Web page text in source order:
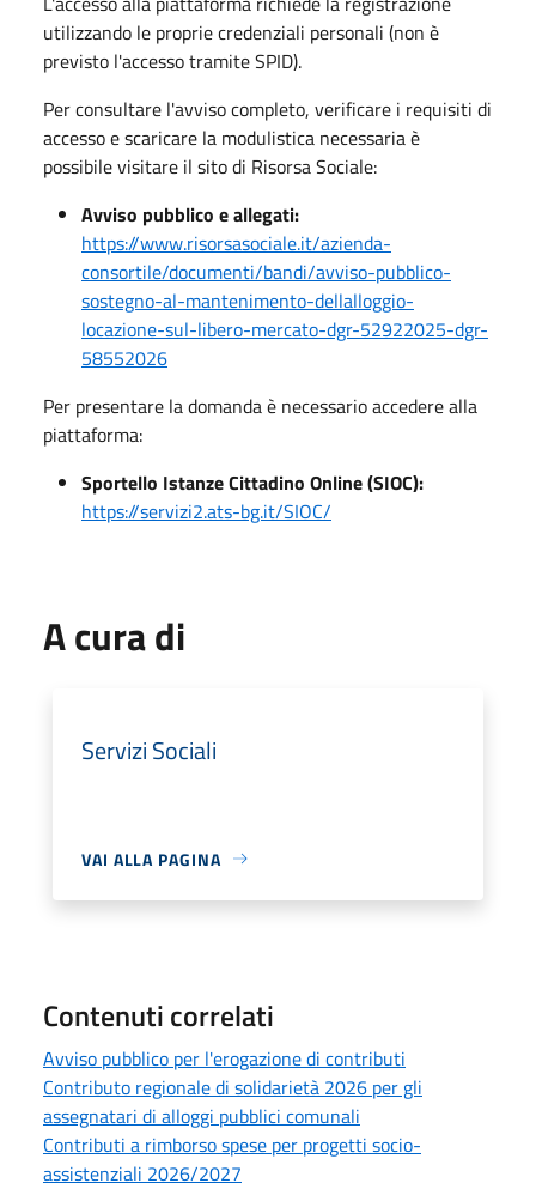
utilizzando le proprie credenziali personali (non è
previsto l'accesso tramite SPID).
Per consultare l'avviso completo, verificare i requisiti di
accesso e scaricare la modulistica necessaria è
possibile visitare il sito di Risorsa Sociale:
Avviso pubblico e allegati:
https://www.risorsasociale.it/azienda-
consortile/documenti/bandi/avviso-pubblico-
sostegno-al-mantenimento-dellalloggio-
locazione-sul-libero-mercato-dgr-52922025-dgr-
58552026
Per presentare la domanda è necessario accedere alla
piattaforma:
Sportello Istanze Cittadino Online (SIOC):
https://servizi2.ats-bg.it/SIOC/
A cura di
Servizi Sociali
VAI ALLA PAGINA
Contenuti correlati
Avviso pubblico per l'erogazione di contributi
Contributo regionale di solidarietà 2026 per gli
assegnatari di alloggi pubblici comunali
Contributi a rimborso spese per progetti socio-
assistenziali 2026/2027